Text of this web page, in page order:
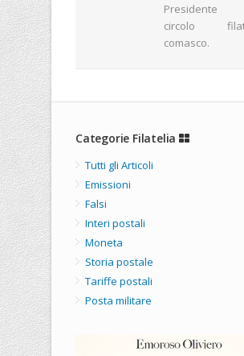
circolo
comasco.
Categorie Filatelia
Tutti gli Articoli
Emissioni
Falsi
Interi postali
Moneta
Storia postale
Tariffe postali
Posta militare